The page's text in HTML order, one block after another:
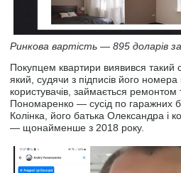
Ринкова вартість — 895 доларів
Покупцем квартири виявився такий
який, судячи з підписів його
користувачів, займається ремонтом
Пономаренко — сусід по гаражних
Колінка, його батька Олександра і
— щонайменше з 2018 року.